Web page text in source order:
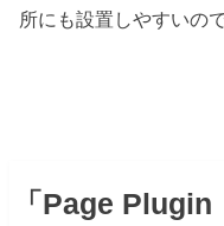
所にも設置しやすいの
「Page